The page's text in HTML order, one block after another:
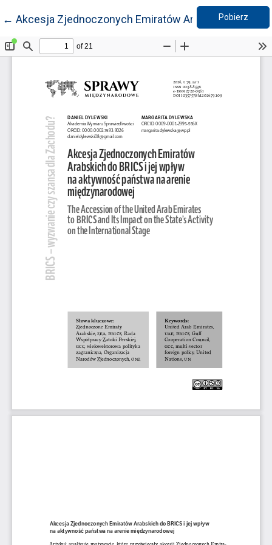
← Wróć do szczegółów artykułu
Akcesja Zjednoczonych Emiratów Arabskich do
Pobierz